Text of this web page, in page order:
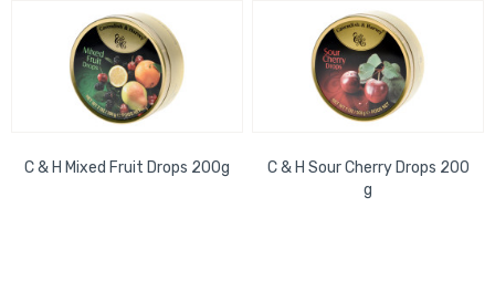
C & H Mixed Fruit Drops 200g
C & H Sour Cherry Drops 200
g